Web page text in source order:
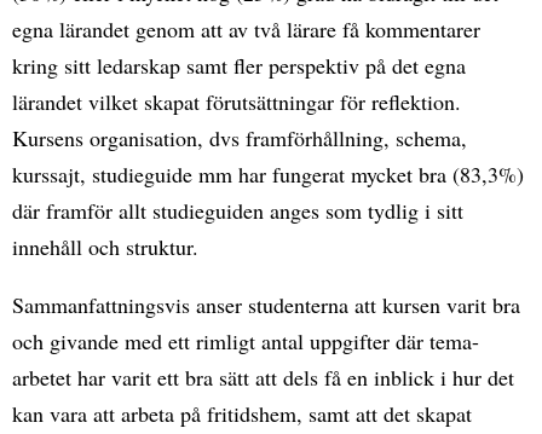
egna lärandet genom att av två lärare få kommentarer
kring sitt ledarskap samt fler perspektiv på det egna
lärandet vilket skapat förutsättningar för reflektion.
Kursens organisation, dvs framförhållning, schema,
kurssajt, studieguide mm har fungerat mycket bra (83,3%)
där framför allt studieguiden anges som tydlig i sitt
innehåll och struktur.
Sammanfattningsvis anser studenterna att kursen varit bra
och givande med ett rimligt antal uppgifter där tema-
arbetet har varit ett bra sätt att dels få en inblick i hur det
kan vara att arbeta på fritidshem, samt att det skapat